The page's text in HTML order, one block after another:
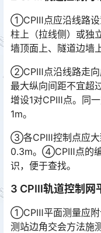
①CPⅢ点应沿线路设
柱上（拉线侧）或独
墙顶面上、隧道边墙
②CPⅢ点沿线路走向
最大纵向间距不宜超
增设1对CPⅢ点。同
1m。󠅅󠅃󠄵󠅂󠄪󠇖󠆨󠆨󠇕󠆞󠆒󠅬󠇘󠆭󠆘󠇙󠆝󠅵󠇗󠆭󠆁󠄐󠇗󠅹󠅸󠇖󠆍󠅳󠇖󠅹󠅰󠇖󠆌󠅹
③各CPⅢ控制点应大
0.3m。④CPⅢ点的编
识，便于查找。
3 CPⅢ轨道控制网
①CPⅢ平面测量应附
测站边角交会方法施测